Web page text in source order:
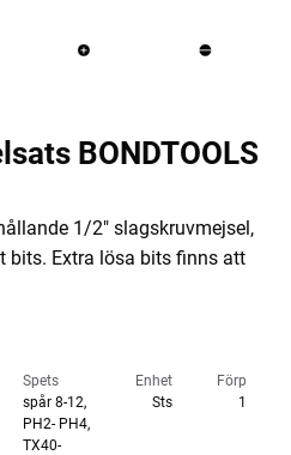
BONDTOOLS
1/2" slagskruvmejsel,
bits. Extra lösa bits finns att
Spets
spår 8-12,
PH2- PH4,
TX40-
Enhet
Sts
Förp
1